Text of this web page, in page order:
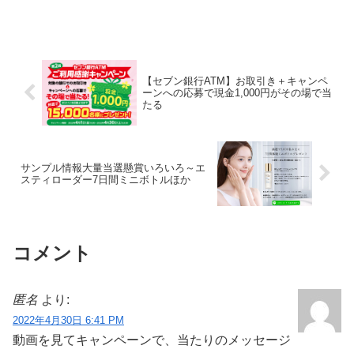
【セブン銀行ATM】お取引き＋キャンペ
ーンへの応募で現金1,000円がその場で当
たる
サンプル情報大量当選懸賞いろいろ～エ
スティローダー7日間ミニボトルほか
コメント
匿名 より:
2022年4月30日 6:41 PM
動画を見てキャンペーンで、当たりのメッセージ